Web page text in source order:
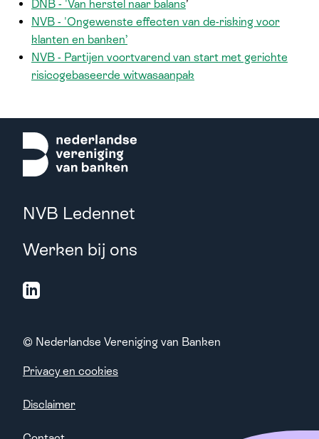
DNB - 'Van herstel naar balans’
NVB - 'Ongewenste effecten van de-risking voor
klanten en banken’
NVB - Partijen voortvarend van start met gerichte
risicogebaseerde witwasaanpak
NVB Ledennet
Werken bij ons
© Nederlandse Vereniging van Banken
Privacy en cookies
Disclaimer